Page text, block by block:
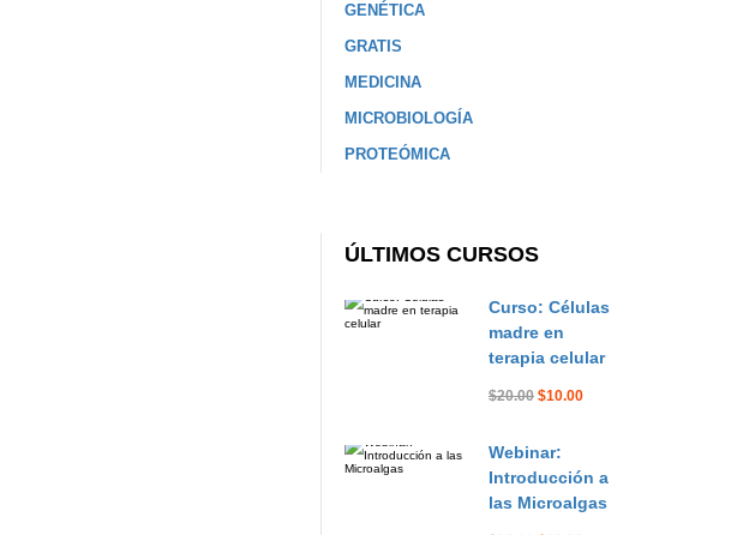
GENÉTICA
GRATIS
MEDICINA
MICROBIOLOGÍA
PROTEÓMICA
ÚLTIMOS CURSOS
Curso: Células
madre en
terapia celular
$20.00 $10.00
Webinar:
Introducción a
las Microalgas